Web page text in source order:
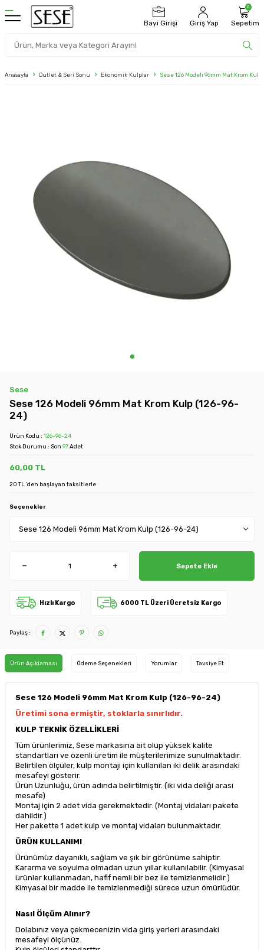
Bayi Girişi Giriş Yap
0
Sepetim
Anasayfa Outlet & Seri Sonu Ekonomik Kulplar Sese 126 Modeli 96mm Mat Krom
Sese
Sese 126 Modeli 96mm Mat Krom Kulp (126-96-
24)
Ürün Kodu : 126-96-24
Stok Durumu : Son 97Adet
60,00 TL
20 TL 'den başlayan taksitlerle
Seçenekler
Sepete Ekle
Hızlı Kargo 6000 TL Üzeri Ücretsiz Kargo
Paylaş :
Ürün Açıklaması Ödeme Seçenekleri Yorumlar Tavsiye Et
Sese 126 Modeli 96mm Mat Krom Kulp (126-96-24)
Üretimi sona ermiştir, stoklarla sınırlıdır.
KULP TEKNİK ÖZELLİKLERİ
Tüm ürünlerimiz, Sese markasına ait olup yüksek kalite
standartları ve özenli üretim ile müşterilerimize sunulmaktadır.
Belirtilen ölçüler, kulp montajı için kullanılan iki delik arasındaki
mesafeyi gösterir.
Ürün Uzunluğu, ürün adında belirtilmiştir. (iki vida deliği arası
mesafe)
Montaj için 2 adet vida gerekmektedir. (Montaj vidaları pakete
dahildir.)
Her pakette 1 adet kulp ve montaj vidaları bulunmaktadır.
ÜRÜN KULLANIMI
Ürünümüz dayanıklı, sağlam ve şık bir görünüme sahiptir.
Kararma ve soyulma olmadan uzun yıllar kullanılabilir. (Kimyasal
ürünler kullanmadan, hafif nemli bir bez ile temizlenmelidir.)
Kimyasal bir madde ile temizlenmediği sürece uzun ömürlüdür.
Nasıl Ölçüm Alınır?
Dolabınız veya çekmecenizin vida giriş yerleri arasındaki
mesafeyi ölçünüz.